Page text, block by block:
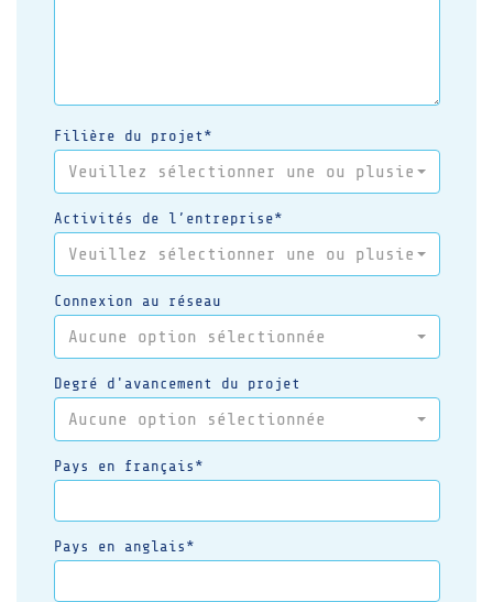
Filière du projet*
Veuillez sélectionner une ou plusieurs
Activités de l’entreprise*
Veuillez sélectionner une ou plusieurs
Connexion au réseau
Aucune option sélectionnée
Degré d'avancement du projet
Aucune option sélectionnée
Pays en français*
Pays en anglais*